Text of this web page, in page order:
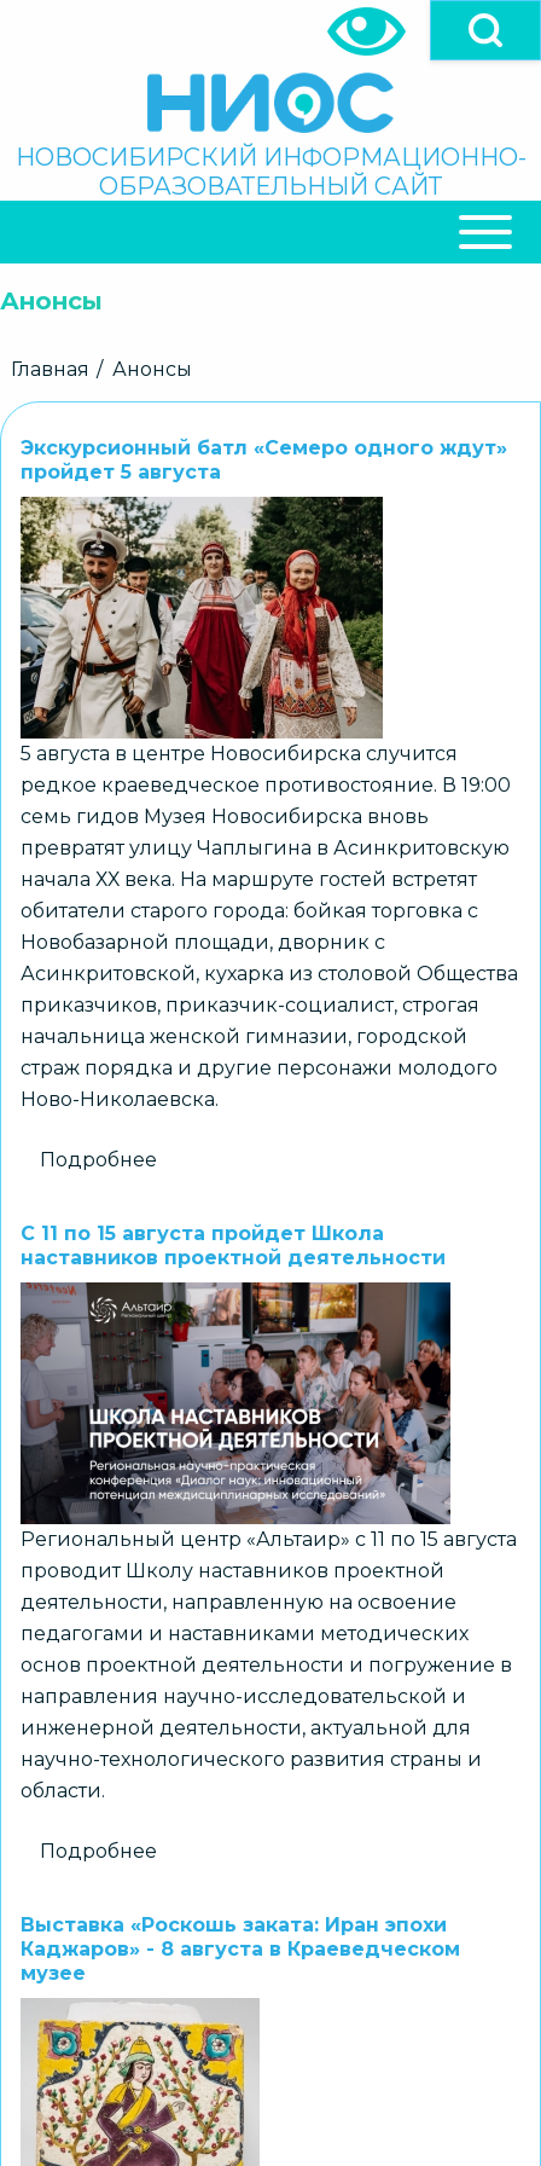
Поиск
НОВОСИБИРСКИЙ ИНФОРМАЦИОННО-
ОБРАЗОВАТЕЛЬНЫЙ САЙТ
НАВИГАЦИЯ
Анонсы
Строка
Главная Анонсы
Экскурсионный батл «Семеро одного ждут»
пройдет 5 августа
5 августа в центре Новосибирска случится
редкое краеведческое противостояние. В 19:00
семь гидов Музея Новосибирска вновь
превратят улицу Чаплыгина в Асинкритовскую
начала ХХ века. На маршруте гостей встретят
обитатели старого города: бойкая торговка с
Новобазарной площади, дворник с
Асинкритовской, кухарка из столовой Общества
приказчиков, приказчик-социалист, строгая
начальница женской гимназии, городской
страж порядка и другие персонажи молодого
Ново-Николаевска.
Подробнее
«Семеро
одного
ждут»
пройдет
5
августа
С 11 по 15 августа пройдет Школа
наставников проектной деятельности
Региональный центр «Альтаир» с 11 по 15 августа
проводит Школу наставников проектной
деятельности, направленную на освоение
педагогами и наставниками методических
основ проектной деятельности и погружение в
направления научно-исследовательской и
инженерной деятельности, актуальной для
научно-технологического развития страны и
области.
Подробнее
по
августа
пройдет
Школа
наставников
проектной
Выставка «Роскошь заката: Иран эпохи
Каджаров» - 8 августа в Краеведческом
музее